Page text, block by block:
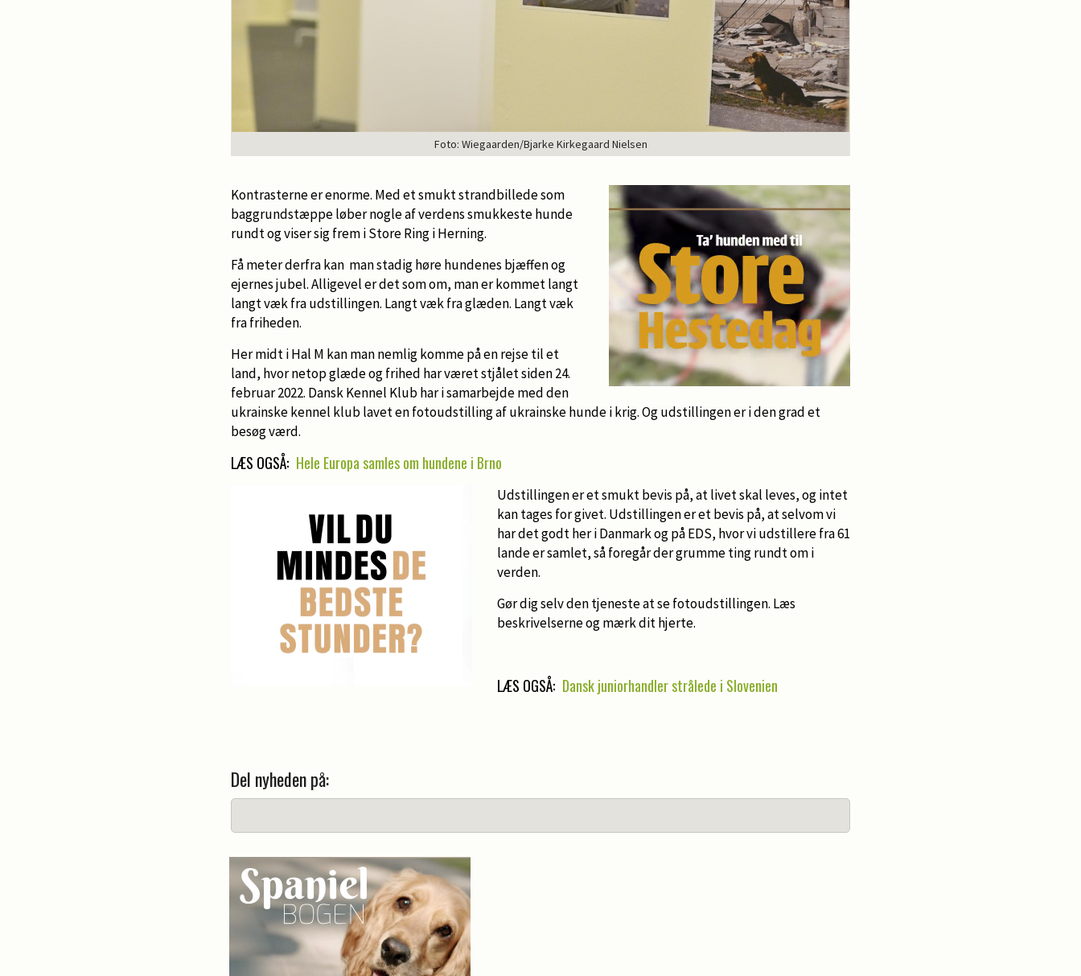
Foto: Wiegaarden/Bjarke Kirkegaard Nielsen
Kontrasterne er enorme. Med et smukt strandbillede som
baggrundstæppe løber nogle af verdens smukkeste hunde
rundt og viser sig frem i Store Ring i Herning.
Få meter derfra kan man stadig høre hundenes bjæffen og
ejernes jubel. Alligevel er det som om, man er kommet langt
langt væk fra udstillingen. Langt væk fra glæden. Langt væk
fra friheden.
Her midt i Hal M kan man nemlig komme på en rejse til et
land, hvor netop glæde og frihed har været stjålet siden 24.
februar 2022. Dansk Kennel Klub har i samarbejde med den
ukrainske kennel klub lavet en fotoudstilling af ukrainske hunde i krig. Og udstillingen er i den grad et
besøg værd.
LÆS OGSÅ: Hele Europa samles om hundene i Brno
Udstillingen er et smukt bevis på, at livet skal leves, og intet
kan tages for givet. Udstillingen er et bevis på, at selvom vi
har det godt her i Danmark og på EDS, hvor vi udstillere fra 61
lande er samlet, så foregår der grumme ting rundt om i
verden.
Gør dig selv den tjeneste at se fotoudstillingen. Læs
beskrivelserne og mærk dit hjerte.
LÆS OGSÅ: Dansk juniorhandler strålede i Slovenien
Del nyheden på: